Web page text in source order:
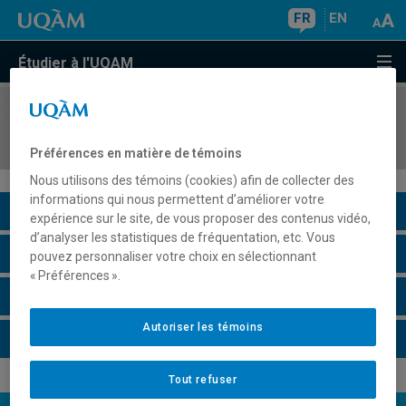
FR EN
Étudier à l'UQAM
COURS//
Description du cours
Horaire - Été 2026
Préférences en matière de témoins
Nous utilisons des témoins (cookies) afin de collecter des
informations qui nous permettent d’améliorer votre
expérience sur le site, de vous proposer des contenus vidéo,
d’analyser les statistiques de fréquentation, etc. Vous
pouvez personnaliser votre choix en sélectionnant
« Préférences ».
Tout refuser
Autoriser les témoins